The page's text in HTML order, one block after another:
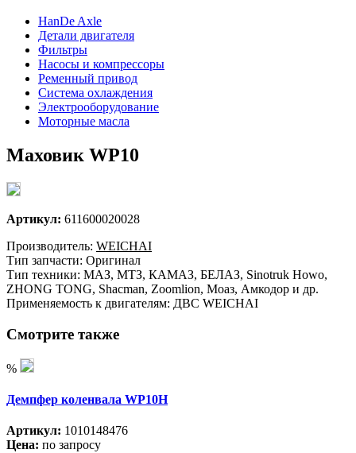
HanDe Axle
Детали двигателя
Фильтры
Насосы и компрессоры
Ременный привод
Система охлаждения
Электрооборудование
Моторные масла
Маховик WP10
Артикул: 611600020028
Производитель: WEICHAI
Тип запчасти: Оригинал
Тип техники: МАЗ, МТЗ, КАМАЗ, БЕЛАЗ, Sinotruk Howo,
ZHONG TONG, Shacman, Zoomlion, Моаз, Амкодор и др.
Применяемость к двигателям: ДВС WEICHAI
Смотрите также
%
Демпфер коленвала WP10H
Артикул: 1010148476
Цена: по запросу